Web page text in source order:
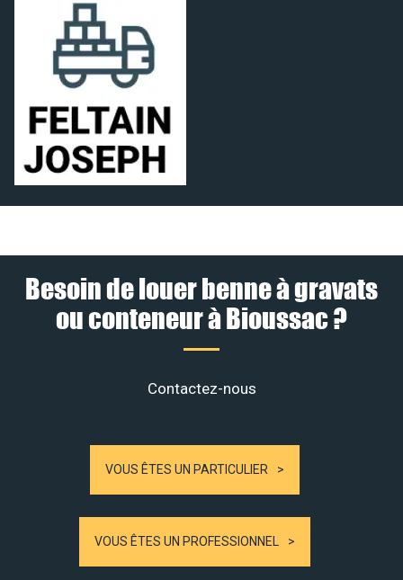
Besoin de louer benne à gravats
ou conteneur à Bioussac ?
Contactez-nous
VOUS ÊTES UN PARTICULIER
VOUS ÊTES UN PROFESSIONNEL